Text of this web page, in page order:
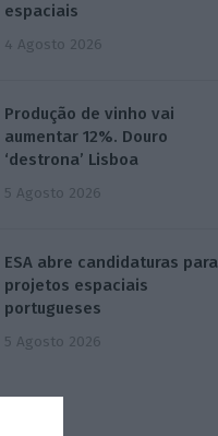
espaciais
4 Agosto 2026
Produção de vinho vai
aumentar 12%. Douro
‘destrona’ Lisboa
5 Agosto 2026
ESA abre candidaturas para
projetos espaciais
portugueses
5 Agosto 2026